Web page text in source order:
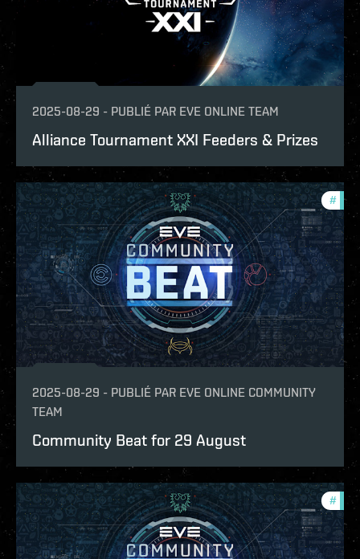
2025-08-29 - PUBLIÉ PAR EVE ONLINE TEAM
Alliance Tournament XXI Feeders & Prizes
#
2025-08-29 - PUBLIÉ PAR EVE ONLINE COMMUNITY
TEAM
Community Beat for 29 August
#